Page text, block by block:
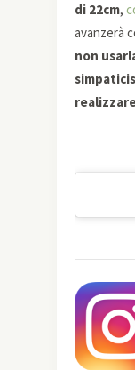
di 22cm,
avanzerà
non